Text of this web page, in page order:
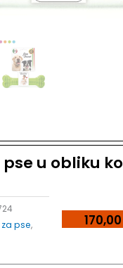
u obliku
pse,
170,00